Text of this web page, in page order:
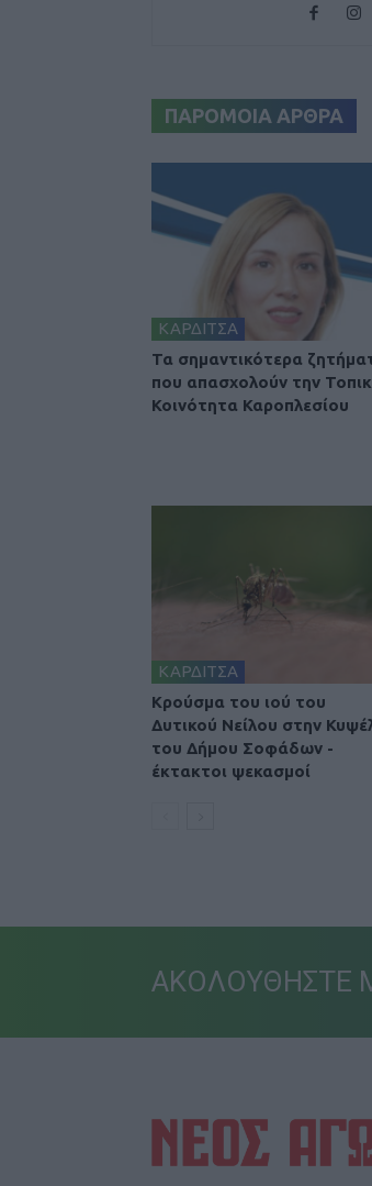
ΠΑΡΟΜΟΙΑ ΑΡΘΡΑ
ΚΑΡΔΙΤΣΑ
Τα σημαντικότερα
που απασχολούν την
Κοινότητα Καροπλεσίου
ΚΑΡΔΙΤΣΑ
Κρούσμα του ιού του
Δυτικού Νείλου στην
του Δήμου Σοφάδων -
έκτακτοι ψεκασμοί
ΑΚΟΛΟΥΘΗΣΤΕ